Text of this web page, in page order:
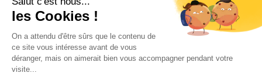
Un conseiller